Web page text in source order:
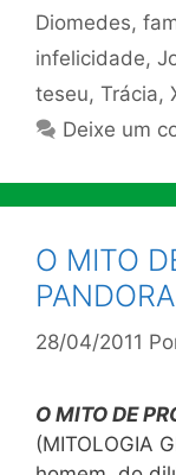
Diomedes,
infelicidade,
teseu, Trácia,
Deixe um
O MITO
PANDORA
28/04/2011
O MITO DE
(MITOLOGIA